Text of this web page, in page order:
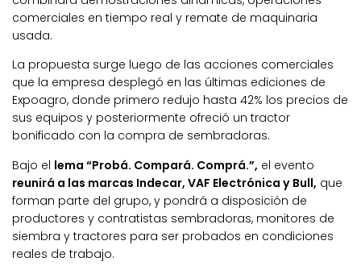
comerciales en tiempo real y remate de maquinaria
usada.
La propuesta surge luego de las acciones comerciales
que la empresa desplegó en las últimas ediciones de
Expoagro, donde primero redujo hasta 42% los precios de
sus equipos y posteriormente ofreció un tractor
bonificado con la compra de sembradoras.
Bajo el lema “Probá. Compará. Comprá.”, el evento
reunirá a las marcas Indecar, VAF Electrónica y Bull, que
forman parte del grupo, y pondrá a disposición de
productores y contratistas sembradoras, monitores de
siembra y tractores para ser probados en condiciones
reales de trabajo.